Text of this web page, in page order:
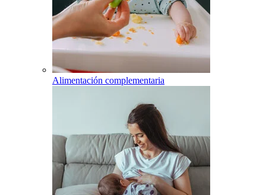
Alimentación complementaria